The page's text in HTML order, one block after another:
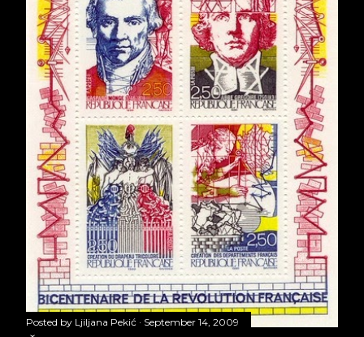
Posted by Ljiljana Pekić September 14, 2009